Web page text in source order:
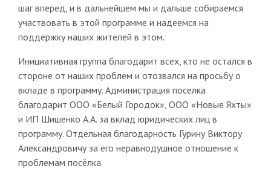
шаг вперед, и в дальнейшем мы и дальше собираемся
участвовать в этой программе и надеемся на
поддержку наших жителей в этом.
Инициативная группа благодарит всех, кто не остался в
стороне от наших проблем и отозвался на просьбу о
вкладе в программу. Администрация поселка
благодарит ООО «Белый Городок», ООО «Новые Яхты»
и ИП Шишенко А.А. за вклад юридических лиц в
программу. Отдельная благодарность Гурину Виктору
Александровичу за его неравнодушное отношение к
проблемам посёлка.